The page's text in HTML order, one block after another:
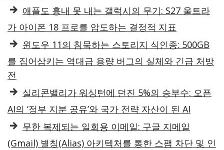
애플도 흉내 못 내는 갤럭시의 무기: S27 울트라
가 아이폰 18 프로를 압도하는 결정적 지표
윈도우 11의 침묵하는 스토리지 식인종: 500GB
를 집어삼키는 역대급 용량 버그의 실체와 긴급 처방
전
실리콘밸리가 워싱턴에 던진 5%의 승부수: 오픈
AI의 ‘정부 지분 공유’와 국가 전략 자산이 된 AI
무한 복제되는 일회용 이메일: 구글 지메일
(Gmail) 별칭(Alias) 아키텍처를 통한 스팸 차단 및 인